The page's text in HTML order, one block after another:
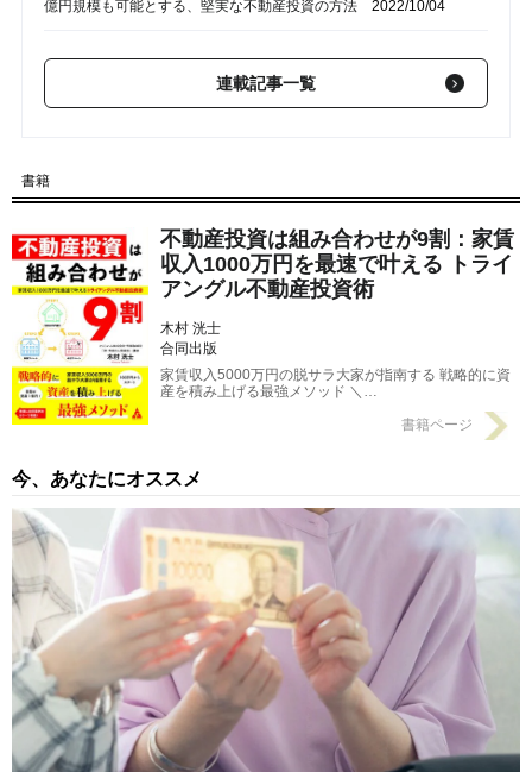
億円規模も可能とする、堅実な不動産投資の方法 2022/10/04
【第3回】 “今”好条件で「戸建て投資」ができる理由。狙い目エ
2022/09/24
【第1回】 肝は「戸建て」。家賃収入5,000万円資産家が指摘す
る「不動産投資は組み合わせが9割」なワケ
2022/09/15
連載記事一覧
書籍
不動産投資は組み合わせが9割：家賃
収入1000万円を最速で叶える トライ
アングル不動産投資術
木村 洸士
合同出版
家賃収入5000万円の脱サラ大家が指南する 戦略的に資
産を積み上げる最強メソッド ＼…
書籍ページ
今、あなたにオススメ